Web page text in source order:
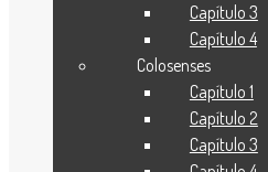
Gracias a sus
aportaciones
Capítulo 3
Capítulo 4
Colosenses
Capítulo 1
Capítulo 2
Capítulo 3